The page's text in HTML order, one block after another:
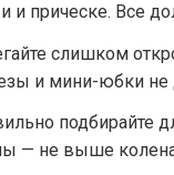
и прическе. Все
слишком
и мини-юбки не
подбирайте
— не выше